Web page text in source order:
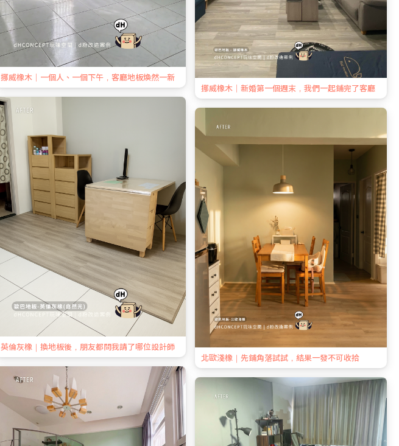
挪威橡木｜一個人、一個下午，客廳地板煥然一新
挪威橡木｜新婚第一個週末，我們一起鋪完了客廳
英倫灰橡｜換地板後，朋友都問我請了哪位設計師
北歐淺橡｜先鋪角落試試，結果一發不可收拾